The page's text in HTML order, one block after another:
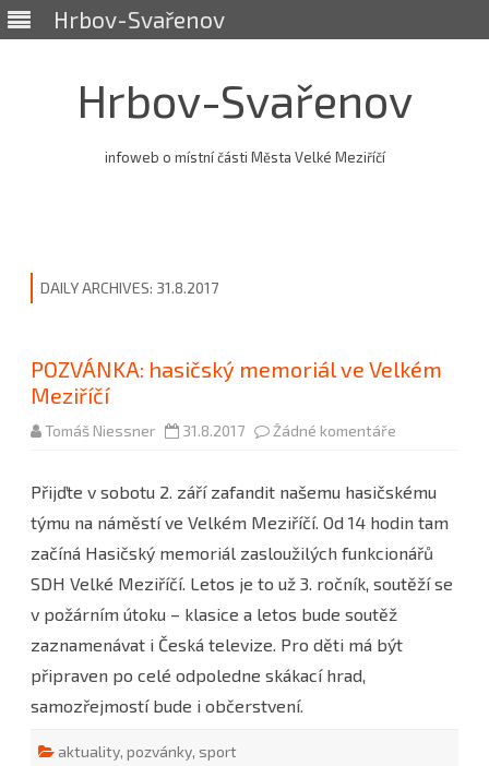
Hrbov-Svařenov
Hrbov-Svařenov
infoweb o místní části Města Velké Meziříčí
DAILY ARCHIVES: 31.8.2017
POZVÁNKA: hasičský memoriál ve Velkém
Meziříčí
Tomáš Niessner 31.8.2017 Žádné komentáře
POZVÁNKA:
memoriál
Velkém
Meziříčí
Přijďte v sobotu 2. září zafandit našemu hasičskému
týmu na náměstí ve Velkém Meziříčí. Od 14 hodin tam
začíná Hasičský memoriál zasloužilých funkcionářů
SDH Velké Meziříčí. Letos je to už 3. ročník, soutěží se
v požárním útoku – klasice a letos bude soutěž
zaznamenávat i Česká televize. Pro děti má být
připraven po celé odpoledne skákací hrad,
samozřejmostí bude i občerstvení.
aktuality, pozvánky, sport